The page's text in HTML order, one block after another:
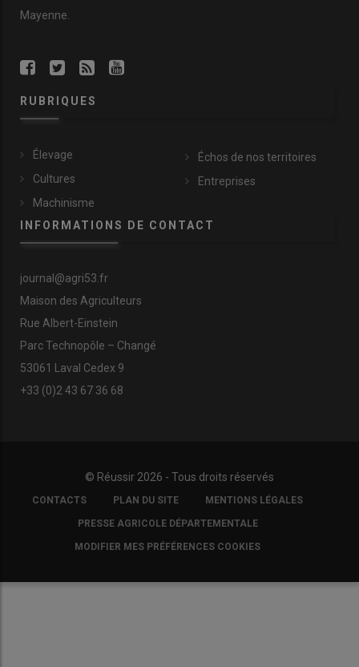
Mayenne.
RUBRIQUES
Élevage
Cultures
Machinisme
Échos de nos territoires
Entreprises
INFORMATIONS DE CONTACT
journal@agri53.fr
Maison des Agriculteurs
Rue Albert-Einstein
Parc Technopôle – Changé
53061 Laval Cedex 9
+33 (0)2 43 67 36 68
© Réussir 2026 - Tous droits réservés
FOOTER
COPYRIGHT
CONTACTS PLAN DU SITE MENTIONS LÉGALES
PRESSE AGRICOLE DÉPARTEMENTALE
MODIFIER MES PRÉFÉRENCES COOKIES